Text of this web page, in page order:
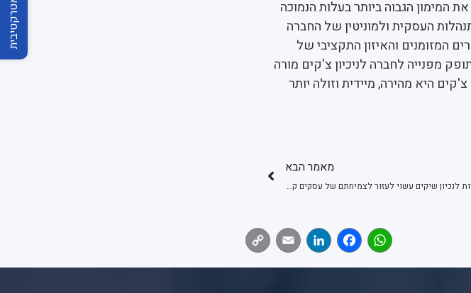
הגבוה ביותר בעלות הנמוכה
העסקית ולמוניטין של החברה
המזומנים והאיזון התקציבי של
מפנייה לחברה לניכיון צ'קים מורה
היא מהירה, מיידית וזולה יותר
מאמר הבא
כיצד שירות לנכיון שיקים עשוי לעזור לצמיחתם של עסקים קטנים
WhatsApp
Facebook
LinkedIn
Email